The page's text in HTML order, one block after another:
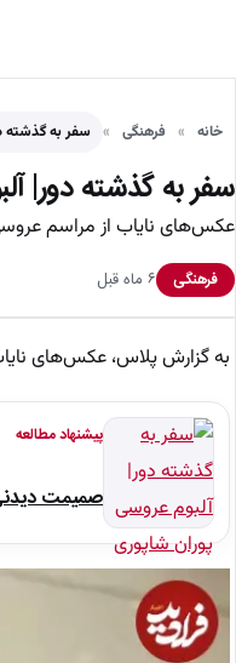
خانه فرهنگی سفر به گذشته
سفر به گذشته دور|
عکس‌های نایاب از مراسم عروسی پوران شاپوری و
فرهنگی ۶ ماه قبل
به گزارش پلاس، عکس‌های نایاب از مراسم
پیشنهاد مطالعه
صمیمت